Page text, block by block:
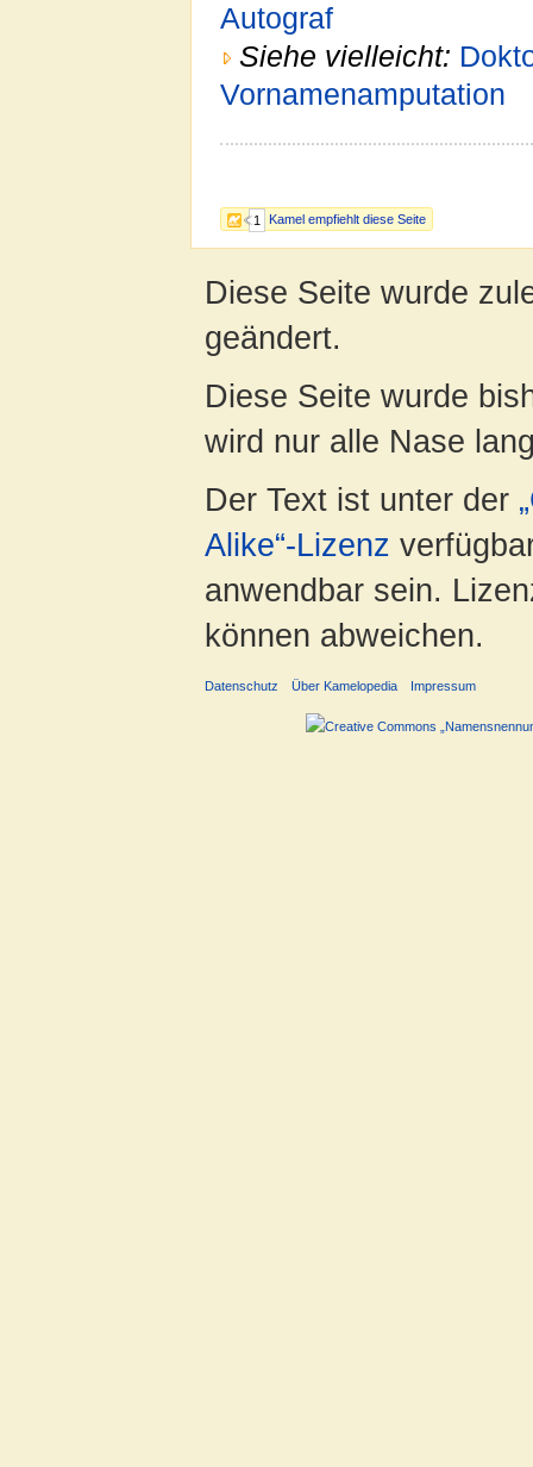
1 Kamel empfiehlt diese Seite
Autograf
Siehe vielleicht:
Vornamenamputation
Diese Seite wurde
geändert.
Diese Seite wurde
wird nur alle Nase
Der Text ist unter der
Alike“-Lizenz
anwendbar sein.
können abweichen.
Datenschutz Über Kamelopedia Impressum